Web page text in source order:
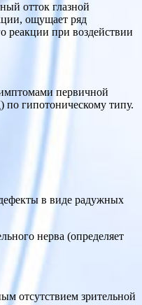
отток глазной
ощущает ряд
реакции при воздействии
первичной
по гипотоническому типу.
в виде радужных
нерва (определяет
отсутствием зрительной